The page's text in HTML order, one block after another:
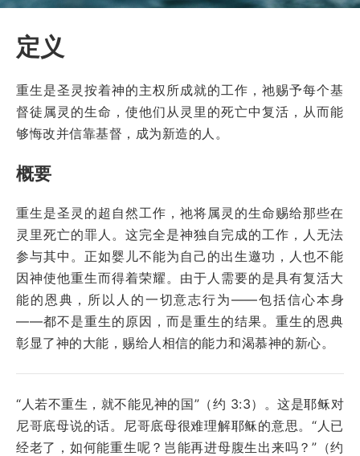
定义
重生是圣灵按着神的主权所成就的工作，祂赐予每个基
督徒属灵的生命，使他们从灵里的死亡中复活，从而能
够悔改并信靠基督，成为新造的人。
概要
重生是圣灵的超自然工作，祂将属灵的生命赐给那些在
灵里死亡的罪人。这完全是神独自完成的工作，人无法
参与其中。正如婴儿不能为自己的出生邀功，人也不能
因神使他重生而得着荣耀。由于人需要的是具有复活大
能的恩典，所以人的一切意志行为——包括信心本身
——都不是重生的原因，而是重生的结果。重生的恩典
彰显了神的大能，赐给人相信的能力和渴慕神的新心。
“人若不重生，就不能见神的国”（约 3:3）。这是耶稣对
尼哥底母说的话。尼哥底母很难理解耶稣的意思。“人已
经老了，如何能重生呢？岂能再进母腹生出来吗？”（约